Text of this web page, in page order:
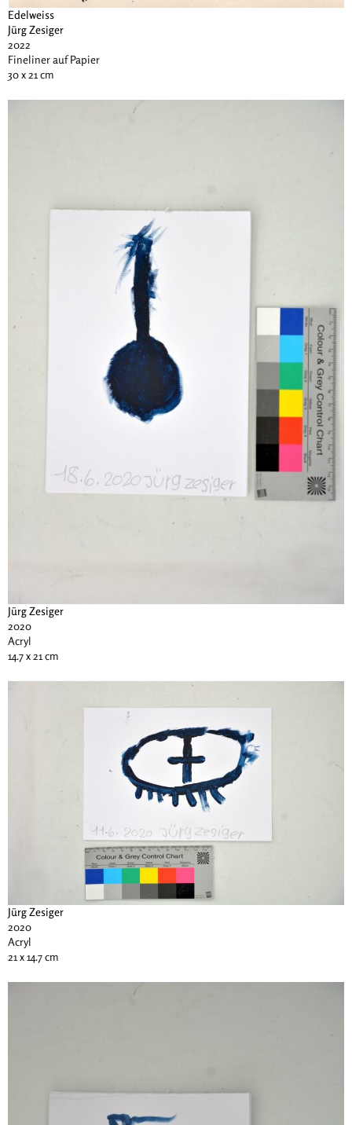
Edelweiss
Jürg Zesiger
2022
Fineliner auf Papier
30 x 21 cm
Jürg Zesiger
2020
Acryl
14.7 x 21 cm
Jürg Zesiger
2020
Acryl
21 x 14.7 cm